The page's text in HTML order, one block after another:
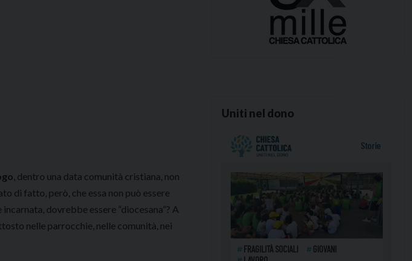
, dentro una data comunità cristiana, non
di fatto, però, che essa non può essere
dovrebbe essere “diocesana”? A
nelle parrocchie, nelle comunità, nei
Uniti nel dono